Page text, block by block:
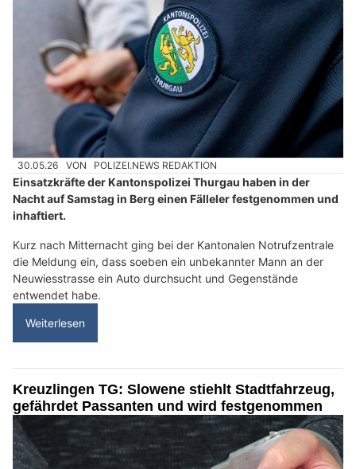
30.05.26 VON POLIZEI.NEWS REDAKTION
Einsatzkräfte der Kantonspolizei Thurgau haben in der
Nacht auf Samstag in Berg einen Fälleler festgenommen und
inhaftiert.
Kurz nach Mitternacht ging bei der Kantonalen Notrufzentrale
die Meldung ein, dass soeben ein unbekannter Mann an der
Neuwiesstrasse ein Auto durchsucht und Gegenstände
entwendet habe.
Weiterlesen
Kreuzlingen TG: Slowene stiehlt Stadtfahrzeug,
gefährdet Passanten und wird festgenommen